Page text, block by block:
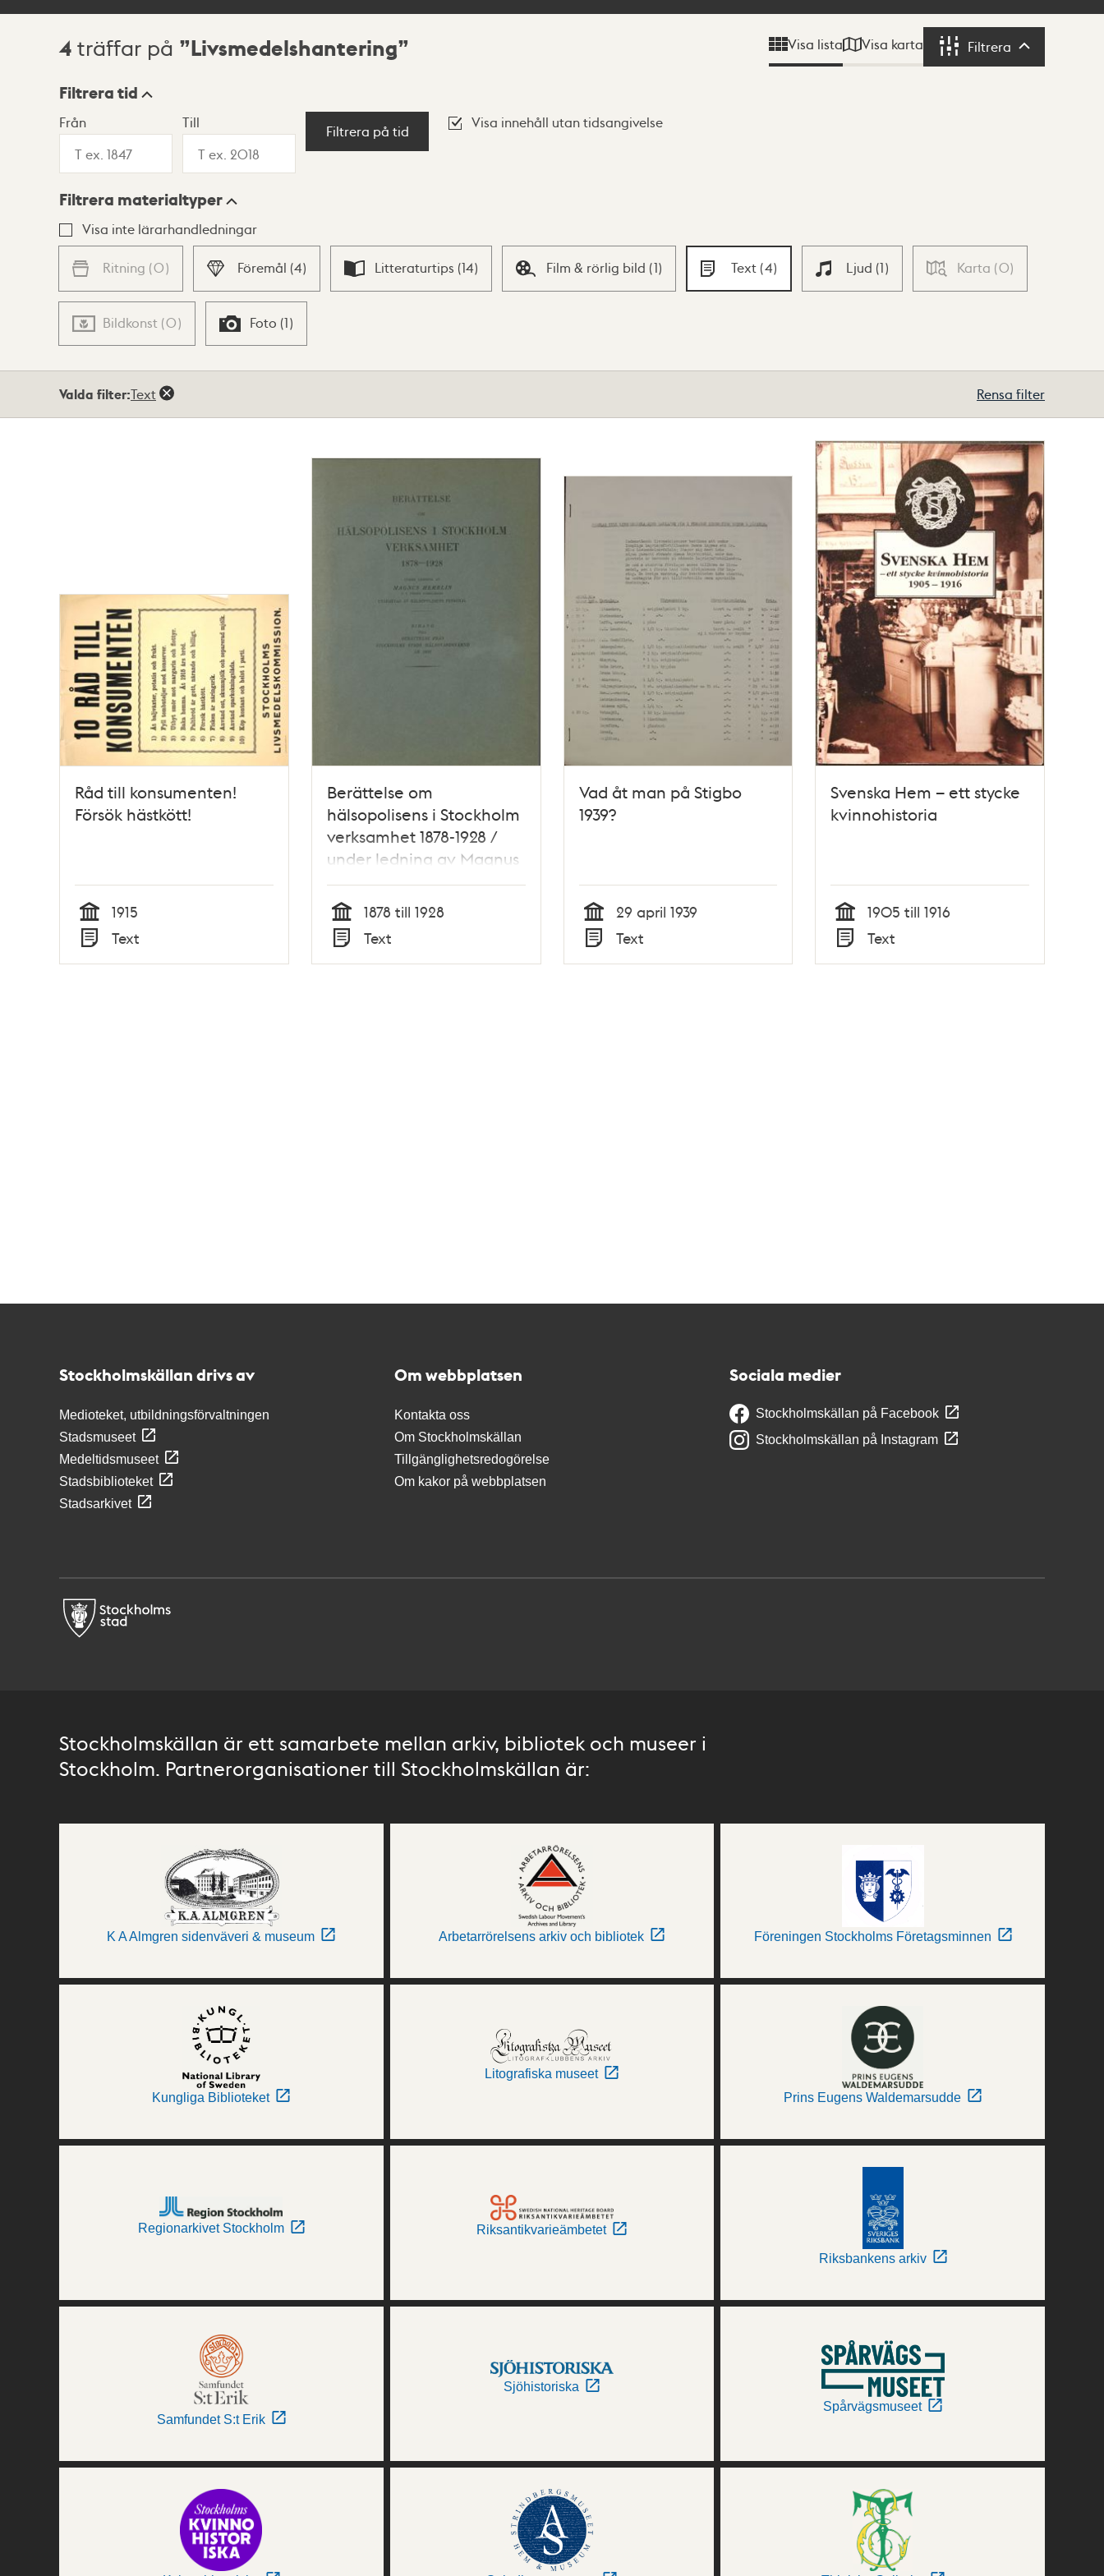
Sökresultat
4 träffar på Livsmedelshantering Visa lista Visa karta Filtrera Filtrera
Visningsläge
Lista Karta
Filtrera tid
Från Till
Filtrera på tid
Visa innehåll utan tidsangivelse
Filtrera materialtyper
Visa inte lärarhandledningar
Ritning (0) Föremål (4) Litteraturtips (14) Film & rörlig bild (1) Text (4) Ljud (1) Karta (0)
Bildkonst (0) Foto (1)
Valda filter:Text Rensa filter
Råd till konsumenten!
Försök hästkött!
Tid
1915
Typ
Text
Berättelse om
hälsopolisens i Stockholm
verksamhet 1878-1928 /
under ledning av Magnus
Herrlin ; utarbetad av
Hälsopolisens personal
Tid
1878 till 1928
Typ
Text
Vad åt man på Stigbo
1939?
Tid
29 april 1939
Typ
Text
Svenska Hem – ett stycke
kvinnohistoria
Tid
1905 till 1916
Typ
Text
Stockholmskällan drivs av
Medioteket, utbildningsförvaltningen
Stadsmuseet
Medeltidsmuseet
Stadsbiblioteket
Stadsarkivet
Om webbplatsen
Kontakta oss
Om Stockholmskällan
Tillgänglighetsredogörelse
Om kakor på webbplatsen
Sociala medier
Stockholmskällan på Facebook
Stockholmskällan på Instagram
Stockholmskällan är ett samarbete mellan arkiv, bibliotek och museer i
Stockholm. Partnerorganisationer till Stockholmskällan är:
K A Almgren sidenväveri & museum Arbetarrörelsens arkiv och bibliotek Föreningen Stockholms Företagsminnen
Kungliga Biblioteket
Litografiska museet
Prins Eugens Waldemarsudde
Regionarkivet Stockholm Riksantikvarieämbetet
Riksbankens arkiv
Samfundet S:t Erik
Sjöhistoriska
Spårvägsmuseet